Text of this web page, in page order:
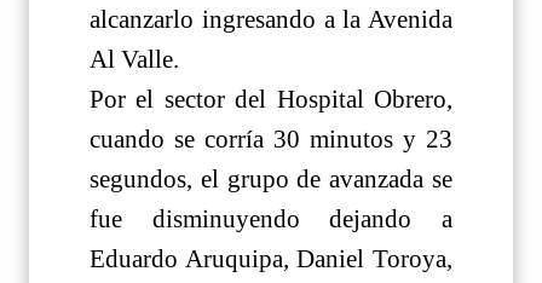
alcanzarlo ingresando a la Avenida
Al Valle.
Por el sector del Hospital Obrero,
cuando se corría 30 minutos y 23
segundos, el grupo de avanzada se
fue disminuyendo dejando a
Eduardo Aruquipa, Daniel Toroya,